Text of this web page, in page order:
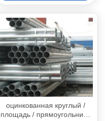
оцинкованная круглый /
площадь / прямоугольник /